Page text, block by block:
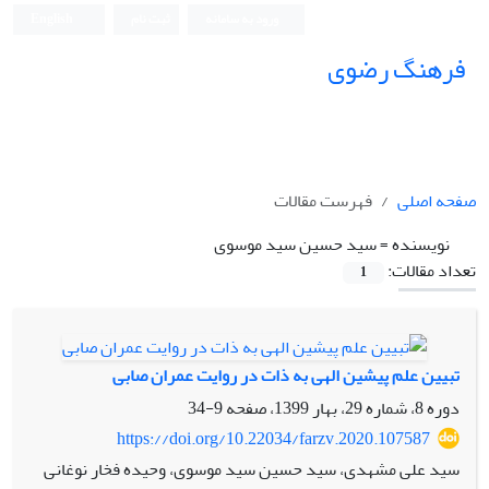
فرهنگ رضوی
صفحه اصلی
فهرست مقالات
نویسنده =سید حسین سید موسوی
تعداد مقالات:
1
تبیین علم پیشین الهی به ذات در روایت عمران صابی
دوره 8، شماره 29، بهار 1399، صفحه
9-34
https://doi.org/10.22034/farzv.2020.107587
سید علی مشهدی، سید حسین سید موسوی، وحیده فخار نوغانی